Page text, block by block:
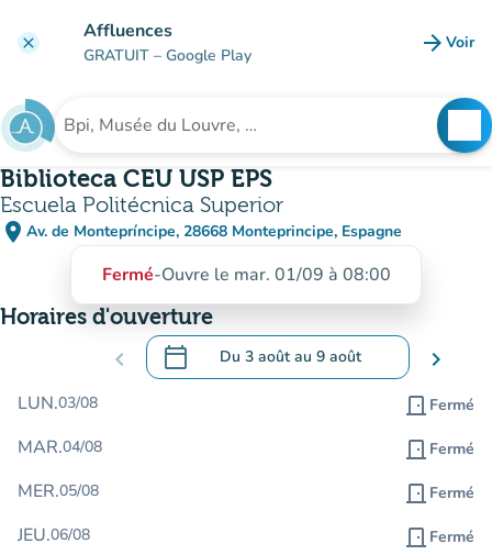
clear Affluences
GRATUIT – Google Play arrow_forward Voir
Rechercher un établissement
Biblioteca CEU USP EPS
Escuela Politécnica Superior
place Av. de Montepríncipe, 28668 Monteprincipe, Espagne
(ouvrir dans Google Maps)
(nouvel onglet)
Fermé-Ouvre le mar. 01/09 à 08:00
Horaires d'ouverture
chevron_left calendar_today Du 3 aoûtau 9 août
.Ouvrir le calendrier pour changer de
chevron_right
LUN.03/08 door_front Fermé
MAR.04/08 door_front Fermé
MER.05/08 door_front Fermé
JEU.06/08 door_front Fermé